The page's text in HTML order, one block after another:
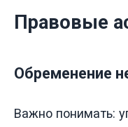
Правовые
Обременение
Важно понимать: